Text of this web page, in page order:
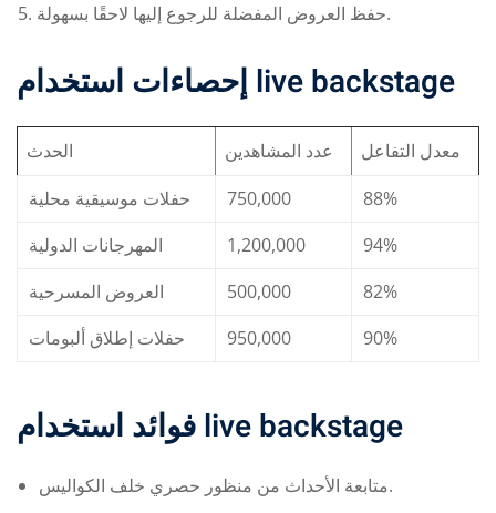
حفظ العروض المفضلة للرجوع إليها لاحقًا بسهولة.
live backstage
الحدث عدد المشاهدين
معدل التفاعل
حفلات موسيقية محلية
750,000
88%
المهرجانات الدولية
1,200,000
94%
العروض المسرحية
500,000
82%
حفلات إطلاق ألبومات
950,000 90%
live backstage
متابعة الأحداث من منظور حصري خلف الكواليس.